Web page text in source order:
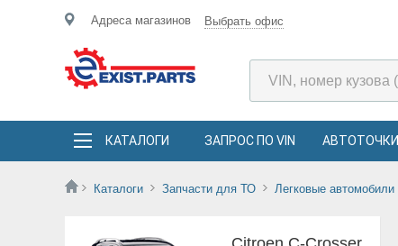
Адреса магазинов Выбрать офис
КАТАЛОГИ ЗАПРОС ПО VIN АВТОТОЧКИ
Каталоги Запчасти для ТО Легковые автомобили